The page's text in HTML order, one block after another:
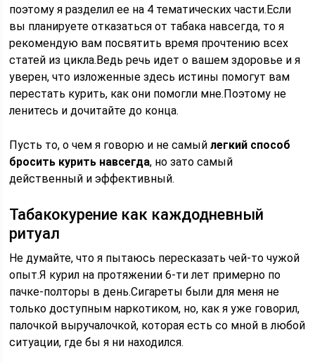
поэтому я разделил ее на 4 тематических части.Если
вы планируете отказаться от табака навсегда, то я
рекомендую вам посвятить время прочтению всех
статей из цикла.Ведь речь идет о вашем здоровье и я
уверен, что изложенные здесь истины помогут вам
перестать курить, как они помогли мне.Поэтому не
ленитесь и дочитайте до конца.
Пусть то, о чем я говорю и не самыйлегкий способ
бросить курить навсегда, но зато самый
действенный и эффективный.
Табакокурение как каждодневный
ритуал
Не думайте, что я пытаюсь пересказать чей-то чужой
опыт.Я курил на протяжении 6-ти лет примерно по
пачке-полторы в день.Сигареты были для меня не
только доступным наркотиком, но, как я уже говорил,
палочкой выручалочкой, которая есть со мной в любой
ситуации, где бы я ни находился.